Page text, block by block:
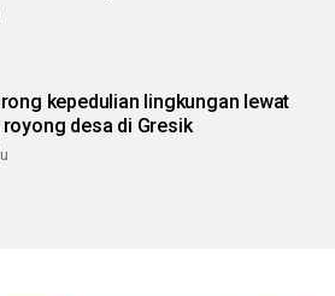
kepedulian lingkungan lewat
desa di Gresik